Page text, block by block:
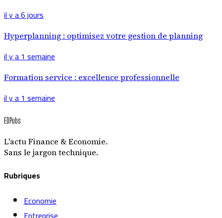
il y a 6 jours
Hyperplanning : optimisez votre gestion de planning
il y a 1 semaine
Formation service : excellence professionnelle
il y a 1 semaine
EDPubs
L'actu Finance & Economie.
Sans le jargon technique.
Rubriques
Economie